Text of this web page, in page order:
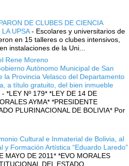
DE CLUBES DE CIENCIA
UPSA- Escolares y universitarios de
en 15 talleres o clubes intensivos,
instalaciones de la Uni...
Rene Moreno
Autónomo Municipal de San
la Provincia Velasco del Departamento
a título gratuito, del bien inmueble
- *LEY Nº 179* *LEY DE 14 DE
AYMA* *PRESIDENTE
PLURINACIONAL DE BOLIVIA* Por
Cultural e Inmaterial de Bolivia, al
y Formación Artística “Eduardo Laredo”
MAYO DE 2011* *EVO MORALES
DEL ESTADO